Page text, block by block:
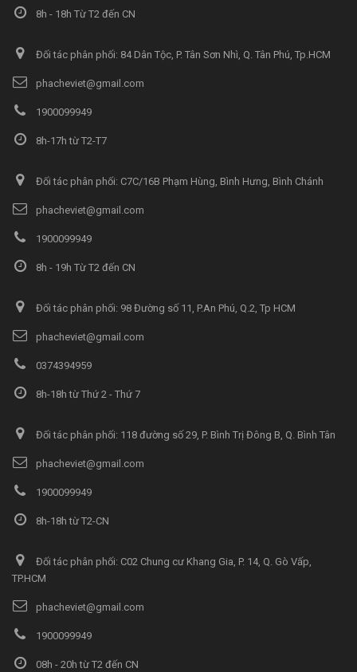
8h - 18h Từ T2 đến CN
Đối tác phân phối: 84 Dân Tộc, P. Tân Sơn Nhì, Q. Tân Phú, Tp.HCM
phacheviet@gmail.com
1900099949
8h-17h từ T2-T7
Đối tác phân phối: C7C/16B Phạm Hùng, Bình Hưng, Bình Chánh
phacheviet@gmail.com
1900099949
8h - 19h Từ T2 đến CN
Đối tác phân phối: 98 Đường số 11, P.An Phú, Q.2, Tp HCM
phacheviet@gmail.com
0374394959
8h-18h từ Thứ 2 - Thứ 7
Đối tác phân phối: 118 đường số 29, P. Bình Trị Đông B, Q. Bình Tân
phacheviet@gmail.com
1900099949
8h-18h từ T2-CN
Đối tác phân phối: C02 Chung cư Khang Gia, P. 14, Q. Gò Vấp,
TP.HCM
phacheviet@gmail.com
1900099949
08h - 20h từ T2 đến CN